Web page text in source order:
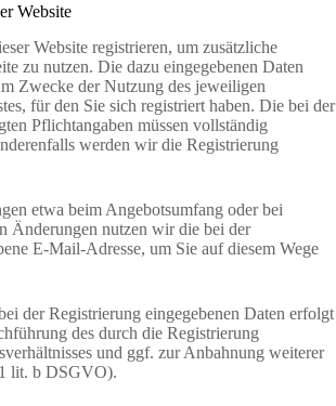
Website
Website registrieren, um zusätzliche
zu nutzen. Die dazu eingegebenen Daten
Zwecke der Nutzung des jeweiligen
für den Sie sich registriert haben. Die bei der
Pflichtangaben müssen vollständig
werden wir die Registrierung
etwa beim Angebotsumfang oder bei
Änderungen nutzen wir die bei der
E-Mail-Adresse, um Sie auf diesem Wege
der Registrierung eingegebenen Daten erfolgt
des durch die Registrierung
und ggf. zur Anbahnung weiterer
lit. b DSGVO).